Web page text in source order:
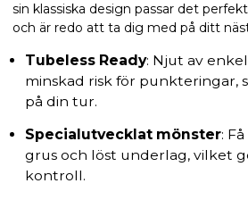
sin klassiska design passar det
och är redo att ta dig med på ditt
Tubeless Ready: Njut av
minskad risk för punkteringar,
på din tur.
Specialutvecklat mönster:
grus och löst underlag, vilket
kontroll.